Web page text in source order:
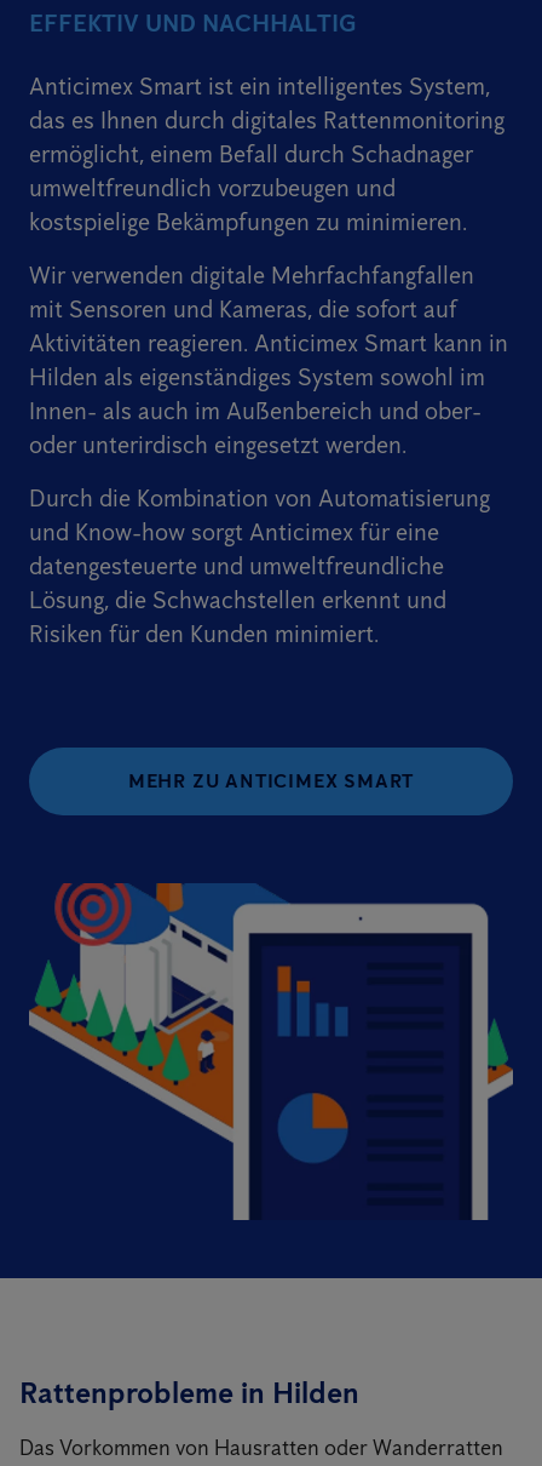
EFFEKTIV UND NACHHALTIG
Anticimex Smart ist ein intelligentes System,
das es Ihnen durch digitales Rattenmonitoring
ermöglicht, einem Befall durch Schadnager
umweltfreundlich vorzubeugen und
kostspielige Bekämpfungen zu minimieren.
Wir verwenden digitale Mehrfachfangfallen
mit Sensoren und Kameras, die sofort auf
Aktivitäten reagieren. Anticimex Smart kann in
Hilden als eigenständiges System sowohl im
Innen- als auch im Außenbereich und ober-
oder unterirdisch eingesetzt werden.
Durch die Kombination von Automatisierung
und Know-how sorgt Anticimex für eine
datengesteuerte und umweltfreundliche
Lösung, die Schwachstellen erkennt und
Risiken für den Kunden minimiert.
MEHR ZU ANTICIMEX SMART
Rattenprobleme in Hilden
Das Vorkommen von Hausratten oder Wanderratten